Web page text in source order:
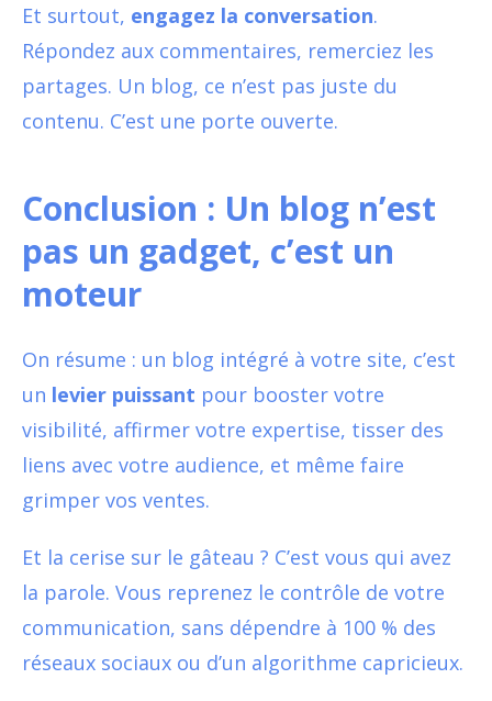
Et surtout, engagez la conversation.
Répondez aux commentaires, remerciez les
partages. Un blog, ce n’est pas juste du
contenu. C’est une porte ouverte.
Conclusion : Un blog n’est
pas un gadget, c’est un
moteur
On résume : un blog intégré à votre site, c’est
un levier puissant pour booster votre
visibilité, affirmer votre expertise, tisser des
liens avec votre audience, et même faire
grimper vos ventes.
Et la cerise sur le gâteau ? C’est vous qui avez
la parole. Vous reprenez le contrôle de votre
communication, sans dépendre à 100 % des
réseaux sociaux ou d’un algorithme capricieux.